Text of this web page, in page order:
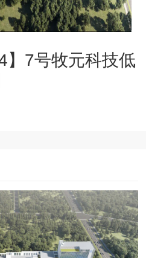
】7号牧元科技低